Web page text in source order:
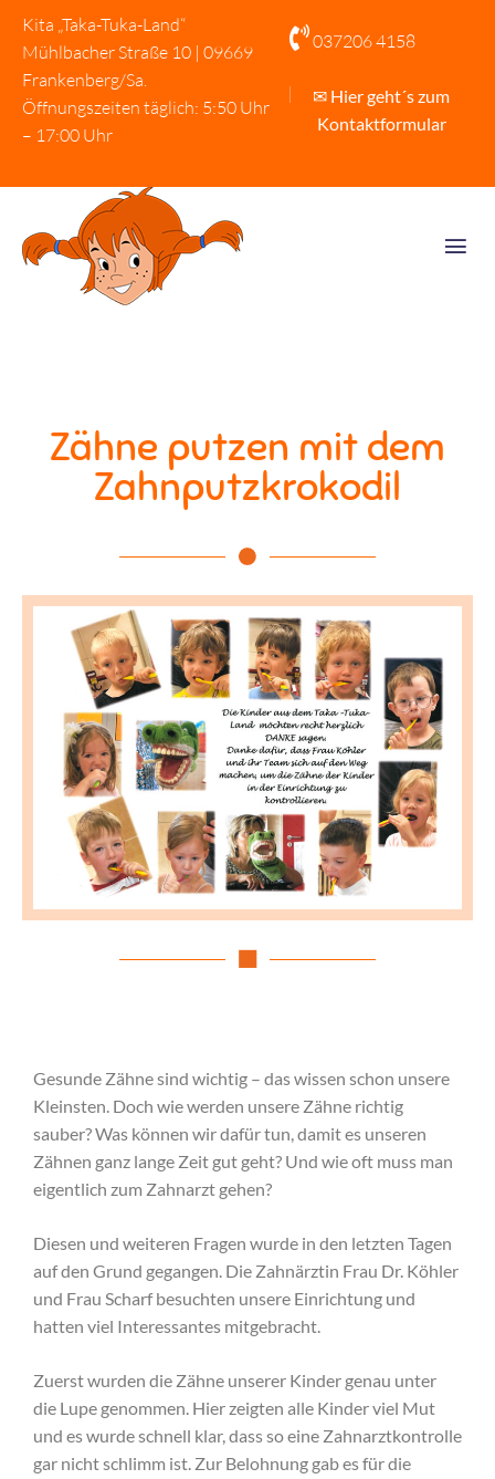
Kita „Taka-Tuka-Land“
Mühlbacher Straße 10 | 09669
Frankenberg/Sa.
Öffnungszeiten täglich: 5:50 Uhr
– 17:00 Uhr
037206 4158
✉ Hier geht´s zum
Kontaktformular
Zähne putzen mit dem
Zahnputzkrokodil
Gesunde Zähne sind wichtig – das wissen schon unsere
Kleinsten. Doch wie werden unsere Zähne richtig
sauber? Was können wir dafür tun, damit es unseren
Zähnen ganz lange Zeit gut geht? Und wie oft muss man
eigentlich zum Zahnarzt gehen?
Diesen und weiteren Fragen wurde in den letzten Tagen
auf den Grund gegangen. Die Zahnärztin Frau Dr. Köhler
und Frau Scharf besuchten unsere Einrichtung und
hatten viel Interessantes mitgebracht.
Zuerst wurden die Zähne unserer Kinder genau unter
die Lupe genommen. Hier zeigten alle Kinder viel Mut
und es wurde schnell klar, dass so eine Zahnarztkontrolle
gar nicht schlimm ist. Zur Belohnung gab es für die